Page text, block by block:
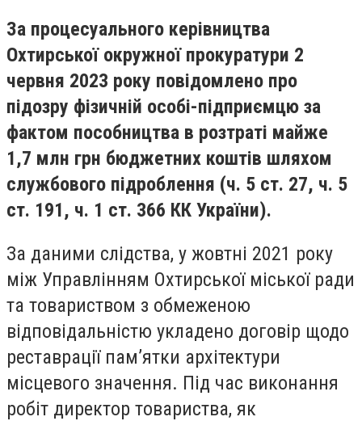
За процесуального керівництва
Охтирської окружної прокуратури 2
червня 2023 року повідомлено про
підозру фізичній особі-підприємцю за
фактом пособництва в розтраті майже
1,7 млн грн бюджетних коштів шляхом
службового підроблення (ч. 5 ст. 27, ч. 5
ст. 191, ч. 1 ст. 366 КК України).
За даними слідства, у жовтні 2021 року
між Управлінням Охтирської міської ради
та товариством з обмеженою
відповідальністю укладено договір щодо
реставрації пам’ятки архітектури
місцевого значення. Під час виконання
робіт директор товариства, як